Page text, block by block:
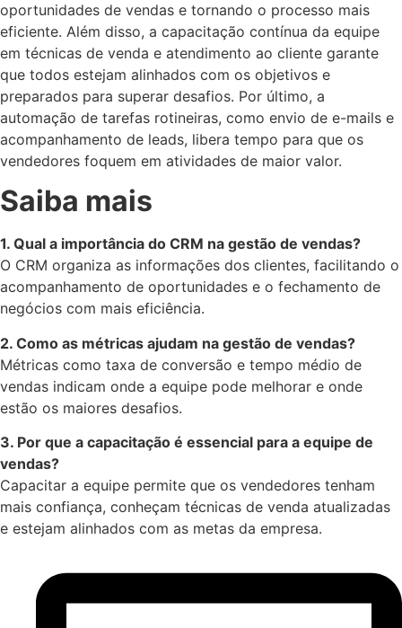
oportunidades de vendas e tornando o processo mais
eficiente. Além disso, a capacitação contínua da equipe
em técnicas de venda e atendimento ao cliente garante
que todos estejam alinhados com os objetivos e
preparados para superar desafios. Por último, a
automação de tarefas rotineiras, como envio de e-mails e
acompanhamento de leads, libera tempo para que os
vendedores foquem em atividades de maior valor.
Saiba mais
1. Qual a importância do CRM na gestão de vendas?
O CRM organiza as informações dos clientes, facilitando o
acompanhamento de oportunidades e o fechamento de
negócios com mais eficiência.
2. Como as métricas ajudam na gestão de vendas?
Métricas como taxa de conversão e tempo médio de
vendas indicam onde a equipe pode melhorar e onde
estão os maiores desafios.
3. Por que a capacitação é essencial para a equipe de
vendas?
Capacitar a equipe permite que os vendedores tenham
mais confiança, conheçam técnicas de venda atualizadas
e estejam alinhados com as metas da empresa.